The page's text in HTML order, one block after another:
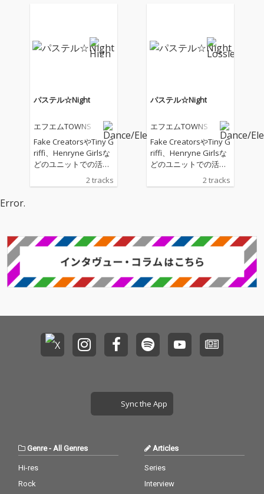
イヴ/アニメコアユニッ
トの エフエムTOWN
イヴ/アニメコアユニッ
トの エフエムTOWN
パステル☆Night
エフエムTOWNS
Fake CreatorsやTiny G
riffi、Henryne Girlsな
どのユニットでの活動
も活発に続けるDÉ DÉ
MOUSEと、「人マニ
ット、エフエムTOWN
『パステル⭐️Night』を
リリース！
2 tracks
パステル☆Night
エフエムTOWNS
Fake CreatorsやTiny G
riffi、Henryne Girlsな
どのユニットでの活動
も活発に続けるDÉ DÉ
MOUSEと、「人マニ
ット、エフエムTOWN
『パステル⭐️Night』を
リリース！
2 tracks
Error.
Sync the App
Genre- All Genres
Hi-res
Rock
Articles
Series
Interview